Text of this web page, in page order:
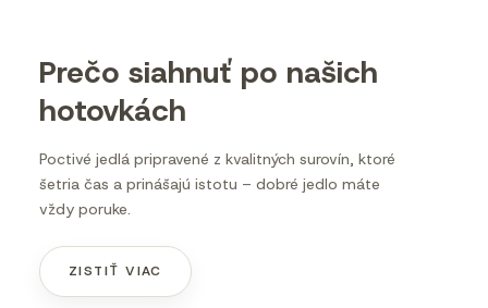
Prečo siahnuť po našich
hotovkách
Poctivé jedlá pripravené z kvalitných surovín, ktoré
šetria čas a prinášajú istotu – dobré jedlo máte
vždy poruke.
ZISTIŤ VIAC